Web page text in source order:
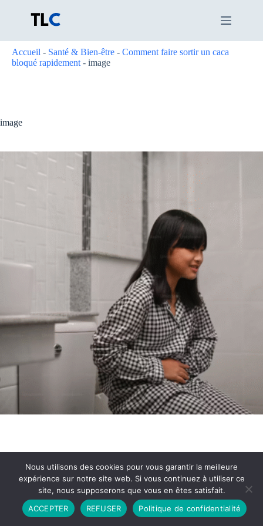
Accueil - Santé & Bien-être - Comment faire sortir un caca
bloqué rapidement - image
image
Partenariat Contact
Politique de Confidentialité
CGU
Copyright © 2026 - Propulsé par DIEUDUDIABLE
Nous utilisons des cookies pour vous garantir la meilleure
expérience sur notre site web. Si vous continuez à utiliser ce
site, nous supposerons que vous en êtes satisfait.
ACCEPTER
REFUSER Politique de confidentialité